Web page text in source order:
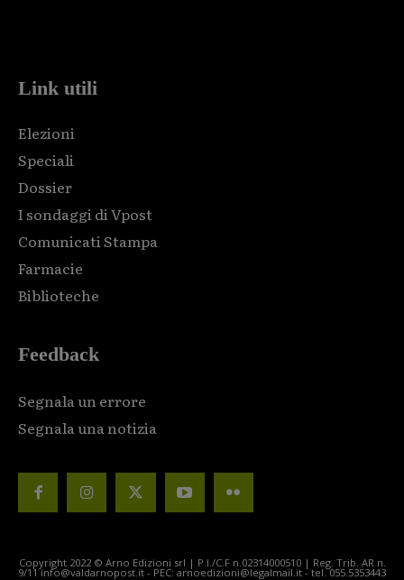
Link utili
Elezioni
Speciali
Dossier
I sondaggi di Vpost
Comunicati Stampa
Farmacie
Biblioteche
Feedback
Segnala un errore
Segnala una notizia
Copyright 2022 © Arno Edizioni srl | P.I./C.F n.02314000510 | Reg. Trib. AR n.
9/11 info@valdarnopost.it - PEC: arnoedizioni@legalmail.it - tel. 055.5353443